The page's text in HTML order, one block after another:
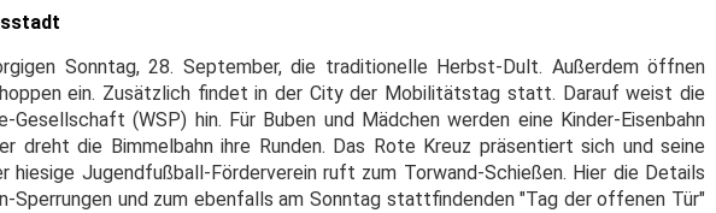
Sonntag, 28. September, die traditionelle Herbst-Dult. Außerdem öffnen
ein. Zusätzlich findet in der City der Mobilitätstag statt. Darauf weist die
(WSP) hin. Für Buben und Mädchen werden eine Kinder-Eisenbahn
dreht die Bimmelbahn ihre Runden. Das Rote Kreuz präsentiert sich und seine
hiesige Jugendfußball-Förderverein ruft zum Torwand-Schießen. Hier die Details
Sperrungen und zum ebenfalls am Sonntag stattfindenden "Tag der offenen Tür"